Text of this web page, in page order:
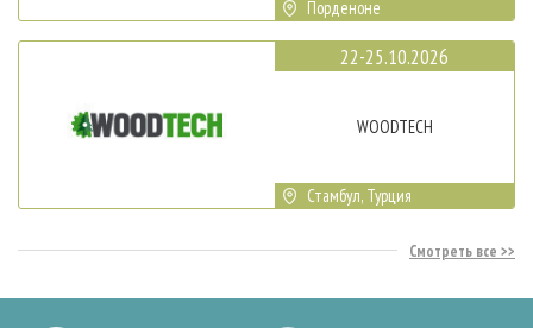
Порденоне
22-25.10.2026
WOODTECH
Стамбул, Турция
Смотреть все